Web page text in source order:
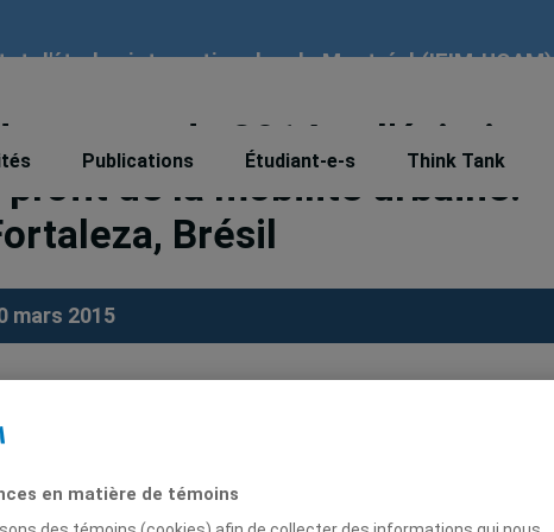
d'études internationales de Montréal (IEIM-UQAM)
Publications Étudiant-e-s Think Tank
soccer de 2014 et l’éviction
de la mobilité urbaine:
Brésil
mars 2015
Campinas
est du Brésil, la Coupe mondiale de soccer qui s’est
un processus de restructuration spatiale majeur. Les
en matière de témoins